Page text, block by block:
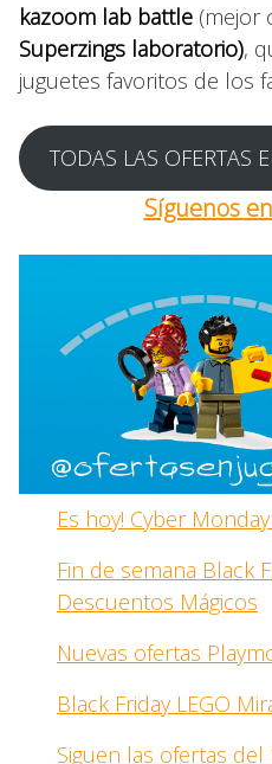
kazoom lab battle (mejor
Superzings laboratorio),
juguetes favoritos de los
TODAS LAS OFERTAS
Síguenos
Es hoy! Cyber
Fin de semana Black
Descuentos Mágicos
Nuevas ofertas
Black Friday LEGO
Siguen las ofertas del